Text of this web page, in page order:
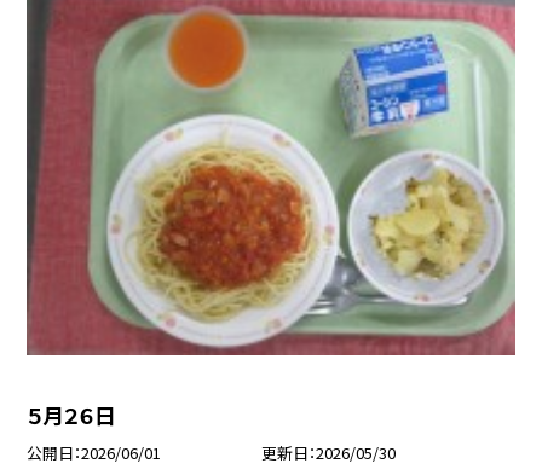
５月２６日
公開日 2026/06/01 更新日 2026/05/30